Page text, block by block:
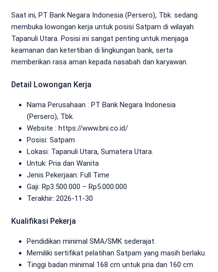
Saat ini, PT Bank Negara Indonesia (Persero), Tbk. sedang
membuka lowongan kerja untuk posisi Satpam di wilayah
Tapanuli Utara. Posisi ini sangat penting untuk menjaga
keamanan dan ketertiban di lingkungan bank, serta
memberikan rasa aman kepada nasabah dan karyawan.
Detail Lowongan Kerja
Nama Perusahaan : PT Bank Negara Indonesia
(Persero), Tbk.
Website : https://www.bni.co.id/
Posisi: Satpam
Lokasi: Tapanuli Utara, Sumatera Utara.
Untuk: Pria dan Wanita
Jenis Pekerjaan: Full Time
Gaji: Rp3.500.000 – Rp5.000.000
Terakhir: 2026-11-30
Kualifikasi Pekerja
Pendidikan minimal SMA/SMK sederajat.
Memiliki sertifikat pelatihan Satpam yang masih berlaku.
Tinggi badan minimal 168 cm untuk pria dan 160 cm